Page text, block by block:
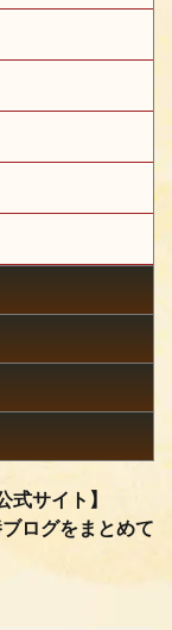
式サイト】
ログをまとめて